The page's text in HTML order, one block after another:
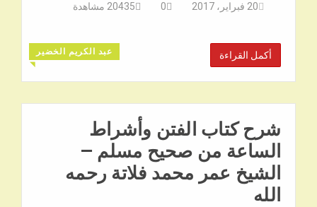
20 فبراير، 2017 0
20435 مشاهدة
عبد الكريم الخضير
◥
أكمل القراءة
شرح كتاب الفتن وأشراط
الساعة من صحيح مسلم –
الشيخ عمر محمد فلاتة رحمه
الله